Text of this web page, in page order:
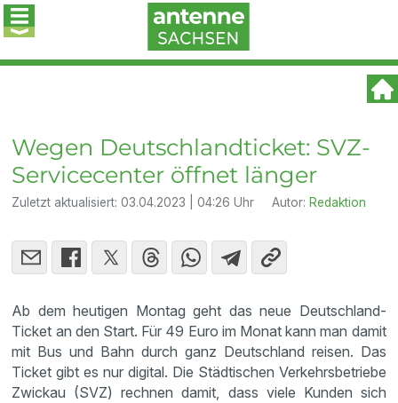
Wegen Deutschlandticket: SVZ-
Servicecenter öffnet länger
Zuletzt aktualisiert:03.04.2023 | 04:26 Uhr Autor: Redaktion
Ab dem heutigen Montag geht das neue Deutschland-
Ticket an den Start. Für 49 Euro im Monat kann man damit
mit Bus und Bahn durch ganz Deutschland reisen. Das
Ticket gibt es nur digital. Die Städtischen Verkehrsbetriebe
Zwickau (SVZ) rechnen damit, dass viele Kunden sich